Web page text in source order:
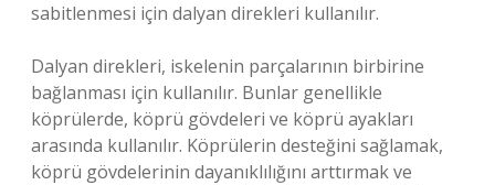
sabitlenmesi için dalyan direkleri kullanılır.
Dalyan direkleri, iskelenin parçalarının birbirine
bağlanması için kullanılır. Bunlar genellikle
köprülerde, köprü gövdeleri ve köprü ayakları
arasında kullanılır. Köprülerin desteğini sağlamak,
köprü gövdelerinin dayanıklılığını arttırmak ve